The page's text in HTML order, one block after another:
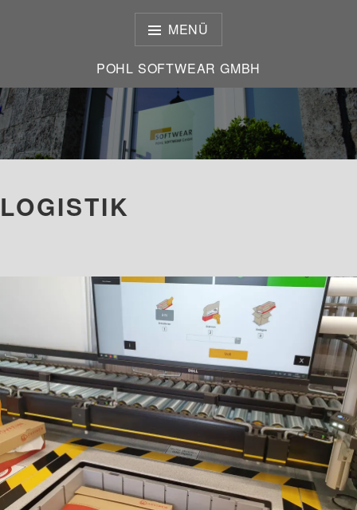
MENÜ
POHL SOFTWEAR GMBH
POHL SOFTWEAR GMBH
LOGISTIK